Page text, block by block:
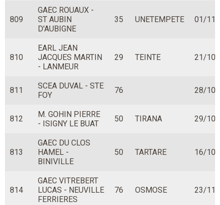
809
GAEC ROUAUX -
ST AUBIN
D'AUBIGNE
35 UNETEMPETE 01/11/
810
EARL JEAN
JACQUES MARTIN
- LANMEUR
29 TEINTE 21/10/
811
SCEA DUVAL - STE
FOY
76 28/10/
812
M. GOHIN PIERRE
- ISIGNY LE BUAT
50 TIRANA 29/10/
813
GAEC DU CLOS
HAMEL -
BINIVILLE
50 TARTARE 16/10/
814
GAEC VITREBERT
LUCAS - NEUVILLE
FERRIERES
76 OSMOSE 23/11/